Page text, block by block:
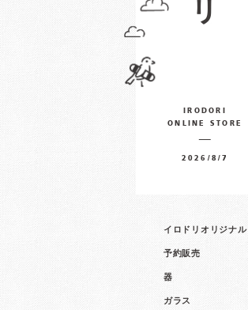
IRODORI
ONLINE STORE
2026/8/7
イロドリオリジナル
予約販売
器
ガラス